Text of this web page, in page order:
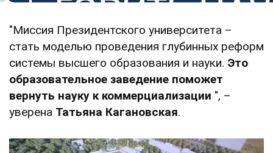
"Миссия Президентского университета –
стать моделью проведения глубинных реформ
системы высшего образования и науки. Это
образовательное заведение поможет
вернуть науку к коммерциализации ", –
уверена Татьяна Кагановская.